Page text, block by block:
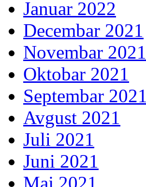
Januar 2022
Decembar 2021
Novembar 2021
Oktobar 2021
Septembar 2021
Avgust 2021
Juli 2021
Juni 2021